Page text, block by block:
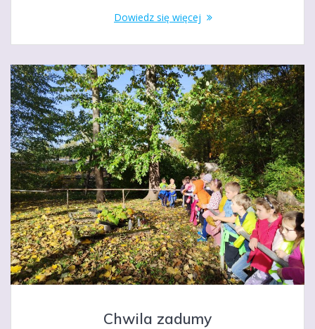
Dowiedz się więcej
Chwila zadumy